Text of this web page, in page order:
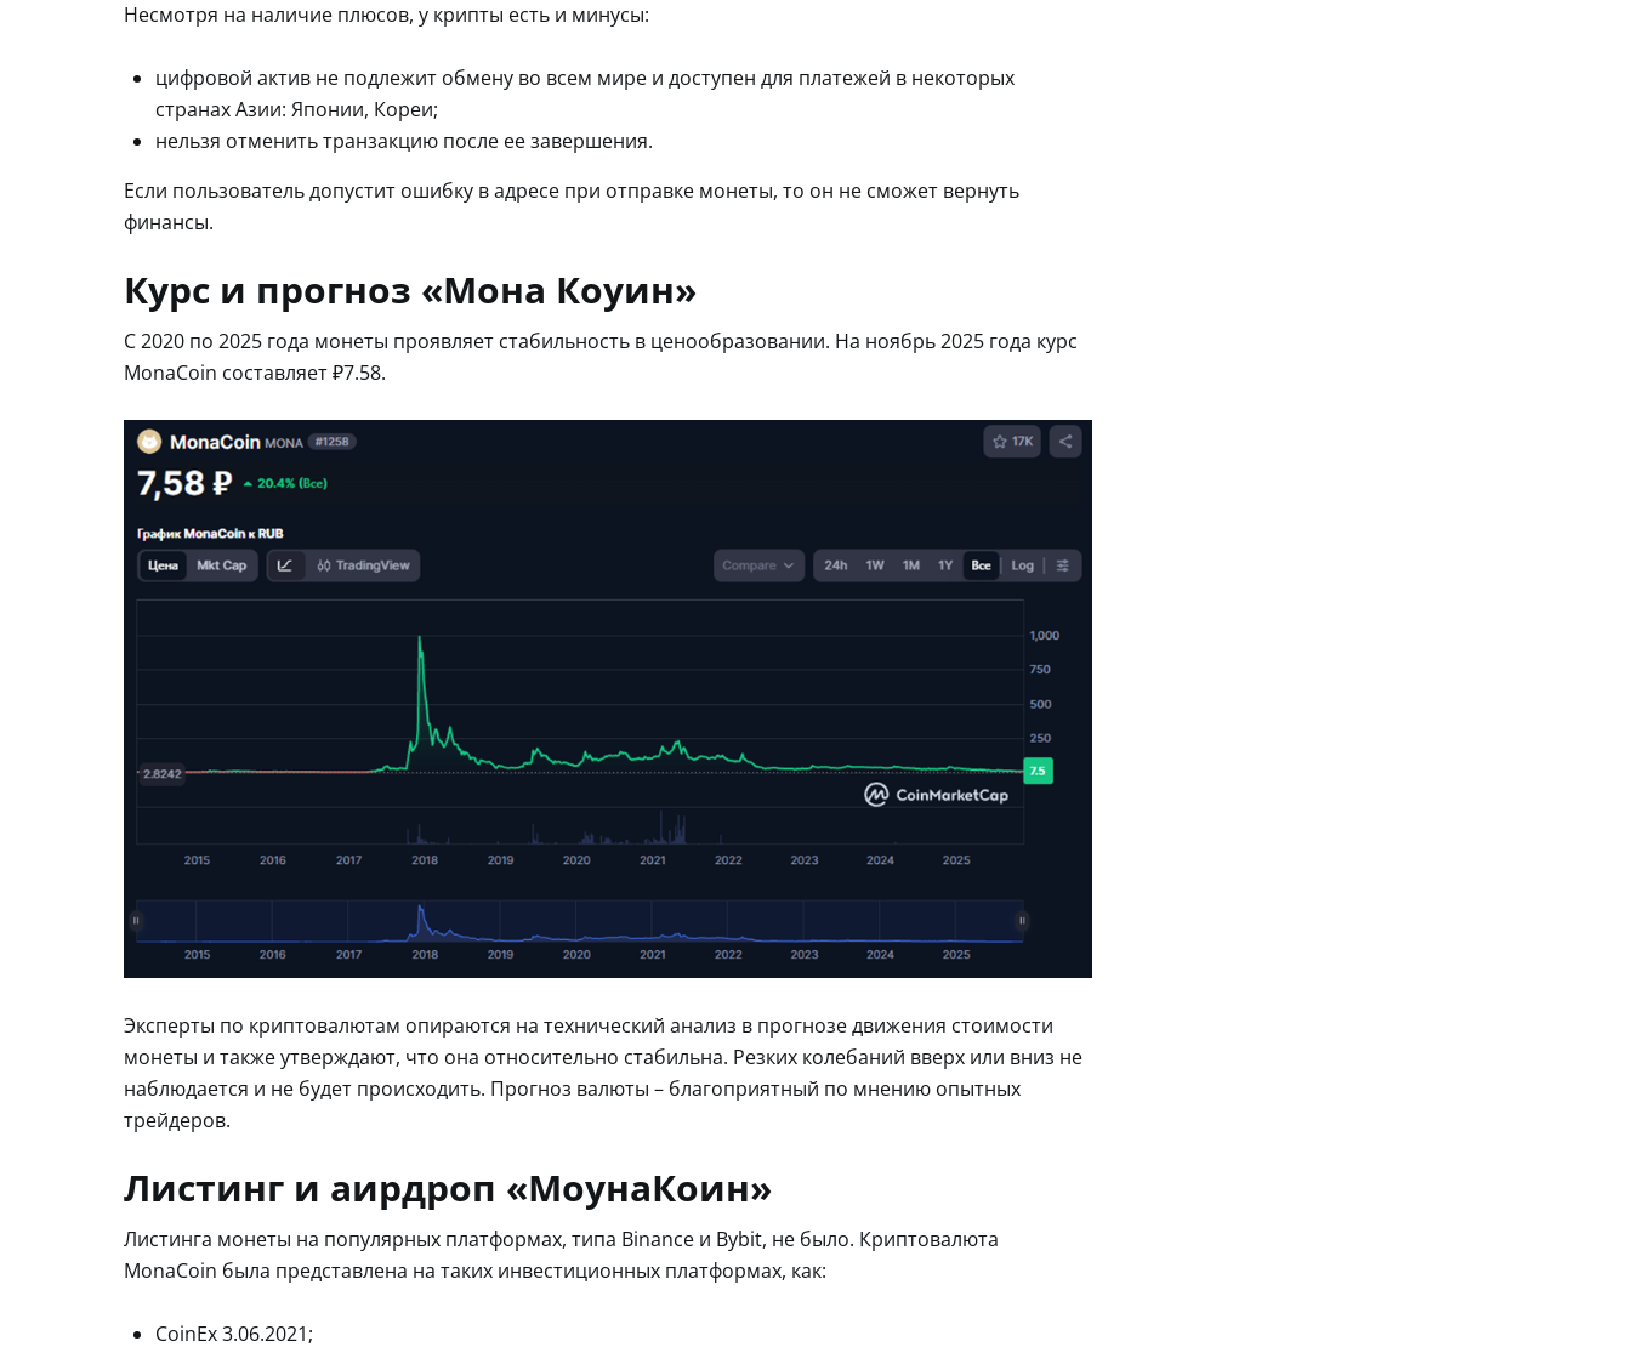
Несмотря на наличие плюсов, у крипты есть и минусы:
цифровой актив не подлежит обмену во всем мире и доступен для платежей в некоторых
странах Азии: Японии, Кореи;
нельзя отменить транзакцию после ее завершения.
Если пользователь допустит ошибку в адресе при отправке монеты, то он не сможет вернуть
финансы.
Курс и прогноз «Мона Коуин»
С 2020 по 2025 года монеты проявляет стабильность в ценообразовании. На ноябрь 2025 года курс
MonaCoin составляет ₽7.58.
Эксперты по криптовалютам опираются на технический анализ в прогнозе движения стоимости
монеты и также утверждают, что она относительно стабильна. Резких колебаний вверх или вниз не
наблюдается и не будет происходить. Прогноз валюты – благоприятный по мнению опытных
трейдеров.
Листинг и аирдроп «МоунаКоин»
Листинга монеты на популярных платформах, типа Binance и Bybit, не было. Криптовалюта
MonaCoin была представлена на таких инвестиционных платформах, как:
CoinEx 3.06.2021;